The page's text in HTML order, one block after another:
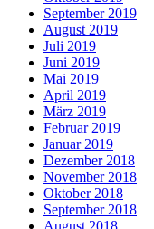
September 2019
August 2019
Juli 2019
Juni 2019
Mai 2019
April 2019
März 2019
Februar 2019
Januar 2019
Dezember 2018
November 2018
Oktober 2018
September 2018